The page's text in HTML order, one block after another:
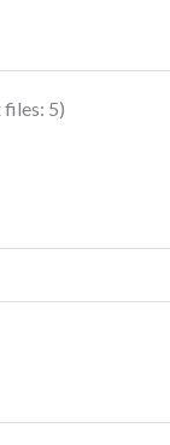
files: 5)